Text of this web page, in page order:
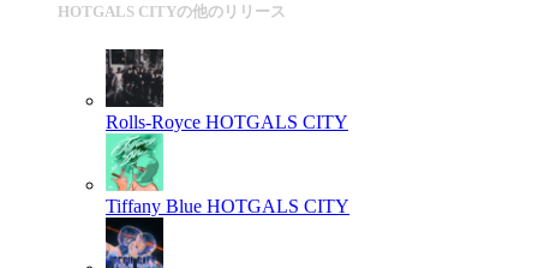
HOTGALS CITYの他のリリース
Rolls-Royce HOTGALS CITY
Tiffany Blue HOTGALS CITY